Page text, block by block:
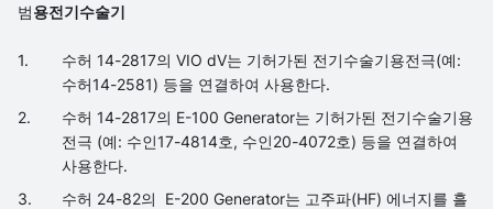
범용전기수술기
수허 14-2817의 VIO dV는 기허가된 전기수술기용전극(예:
수허14-2581) 등을 연결하여 사용한다.
수허 14-2817의 E-100 Generator는 기허가된 전기수술기용
전극 (예: 수인17-4814호, 수인20-4072호) 등을 연결하여
사용한다.
수허 24-82의 E-200 Generator는 고주파(HF) 에너지를 흘